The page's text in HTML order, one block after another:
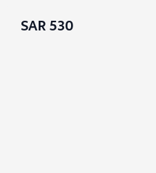
530 SAR